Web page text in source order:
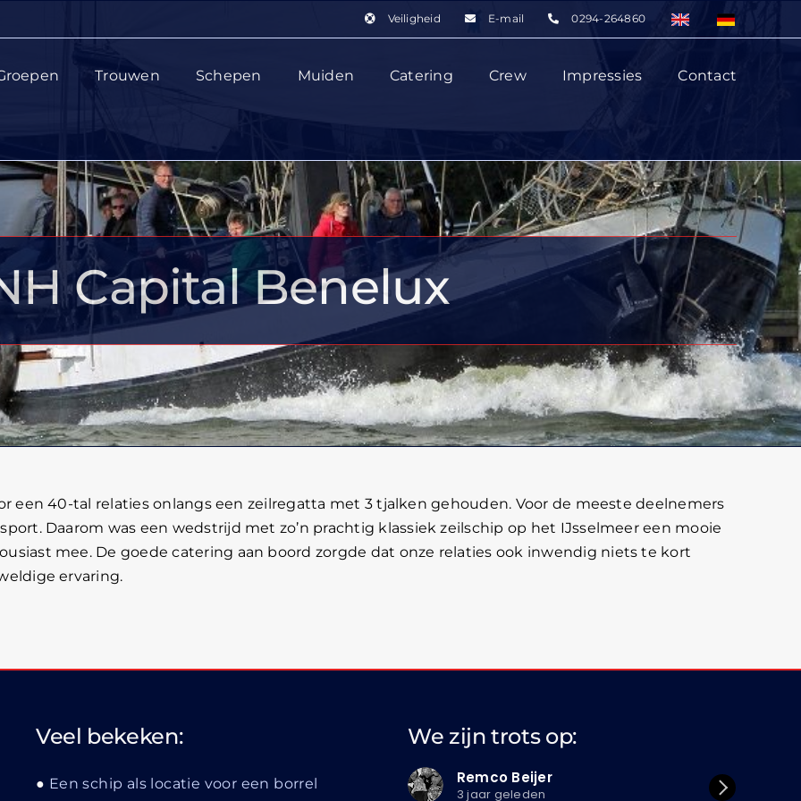
Veiligheid E-mail 0294-264860
Trouwen Schepen Muiden Catering Crew Impressies Contact
Capital Benelux
een 40-tal relaties onlangs een zeilregatta met 3 tjalken gehouden. Voor de meeste deelnemers
Daarom was een wedstrijd met zo’n prachtig klassiek zeilschip op het IJsselmeer een mooie
mee. De goede catering aan boord zorgde dat onze relaties ook inwendig niets te kort
ervaring.
Veel bekeken:
Een schip als locatie voor een borrel
We zijn trots op:
Remco Beijer
3 jaar geleden
Dian Collé
3 jaar geleden